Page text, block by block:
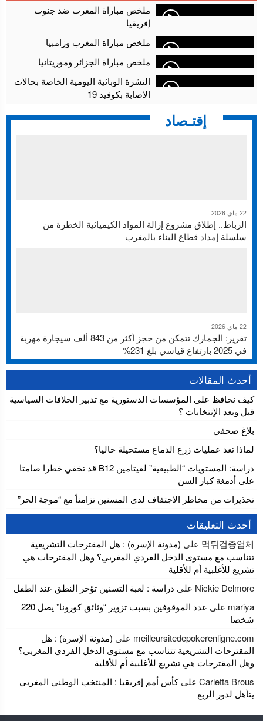
أقراص مهلوسة داخل فضاء للشيشة تستنفر شرطة أكادير 12:48
ملخص مباراة المغرب ضد جنوب
إفريقيا
ملخص مباراة المغرب وزامبيا
ملخص مباراة الجزائر وموريتانيا
النشرة الوبائية اليومية الخاصة بحالات
الاصابة بكوفيد 19
إقتـصاد
22 ماي 2026
الرباط.. إطلاق مشروع إزالة المواد الكيميائية الخطرة من
سلسلة إمداد قطاع البناء بالمغرب
22 ماي 2026
تقرير: الجمارك تتمكن من حجز أكثر من 843 ألف سيجارة مهربة
في 2025 بارتفاع قياسي بلغ 231%
أحدث المقالات
كيف نحافظ على المؤسسات الدستورية مع تدبير الخلافات السياسية
قبل وبعد الإنتخابات ؟
بلاغ صحفي
لماذا تعد عمليات زرع الدماغ مستحيلة حاليا؟
دراسة: المستويات “الطبيعية” لفيتامين B12 قد تخفي خطرا صامتا
على أدمغة كبار السن
تحذيرات من مخاطر الاجتفاف لدى المسنين تزامناً مع “موجة الحر”
أحدث التعليقات
먹튀검증업체 على (مدونة الإسرة) : هل المقترحات التشريعية
تتناسب مع مستوى الدخل الفردي المغربي؟ وهل المقترحات هي
تشريع للأغلبية أم للأقلية
Nickie Delmore على دراسة : لعبة التسنين تؤخر النطق عند الطفل
mariya على
عدد الموقوفين بسبب تزوير “وثائق كورونا” يصل 220
شخصا
meilleursitedepokerenligne.com على (مدونة الإسرة) : هل
المقترحات التشريعية تتناسب مع مستوى الدخل الفردي المغربي؟
وهل المقترحات هي تشريع للأغلبية أم للأقلية
Carletta Brous علىكأس أمم إفريقيا : المنتخب الوطني المغربي
يتأهل لدور الربع